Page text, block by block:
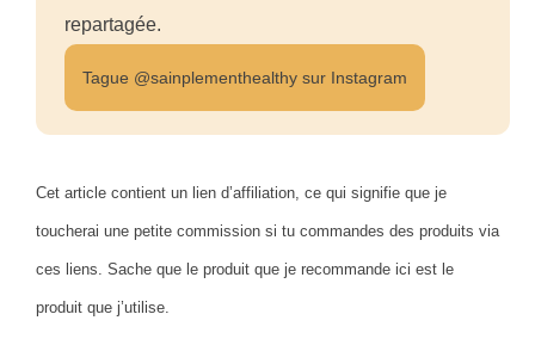
repartagée.
Tague @sainplementhealthy sur Instagram
Cet article contient un lien d’affiliation, ce qui signifie que je
toucherai une petite commission si tu commandes des produits via
ces liens. Sache que le produit que je recommande ici est le
produit que j’utilise.